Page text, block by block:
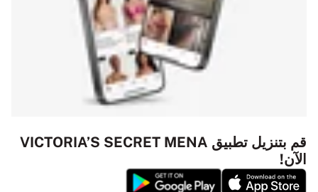
قم بتنزيل تطبيق VICTORIA’S SECRET MENA
الآن!